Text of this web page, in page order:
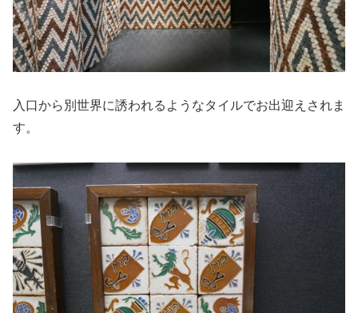
入口から別世界に誘われるようなタイルでお出迎えされま
す。